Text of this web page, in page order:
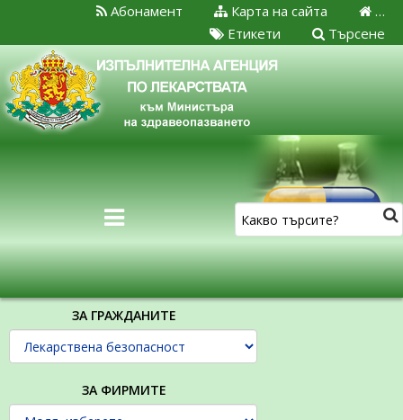
…
Карта на сайта
Абонамент
Търсене
Етикети
ЗА ГРАЖДАНИТЕ
ЗА ФИРМИТЕ